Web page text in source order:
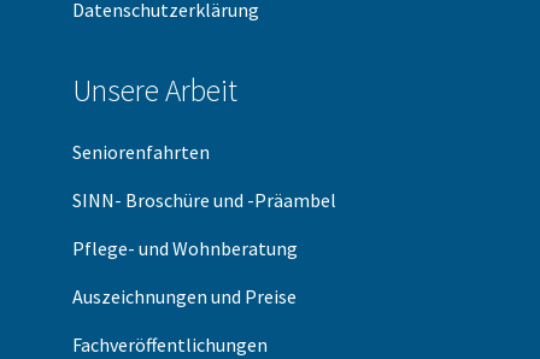
Datenschutzerklärung
Unsere Arbeit
Seniorenfahrten
SINN- Broschüre und -Präambel
Pflege- und Wohnberatung
Auszeichnungen und Preise
Fachveröffentlichungen